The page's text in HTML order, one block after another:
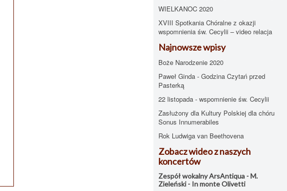
WIELKANOC 2020
XVIII Spotkania Chóralne z okazji
wspomnienia św. Cecylii – video relacja
Najnowsze wpisy
Boże Narodzenie 2020
Paweł Ginda - Godzina Czytań przed
Pasterką
22 listopada - wspomnienie św. Cecylii
Zasłużony dla Kultury Polskiej dla chóru
Sonus Innumerabiles
Rok Ludwiga van Beethovena
Zobacz wideo z naszych
koncertów
Zespół wokalny ArsAntiqua - M.
Zieleński - In monte Olivetti